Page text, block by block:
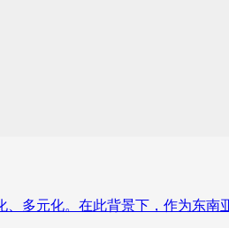
元化。在此背景下，作为东南